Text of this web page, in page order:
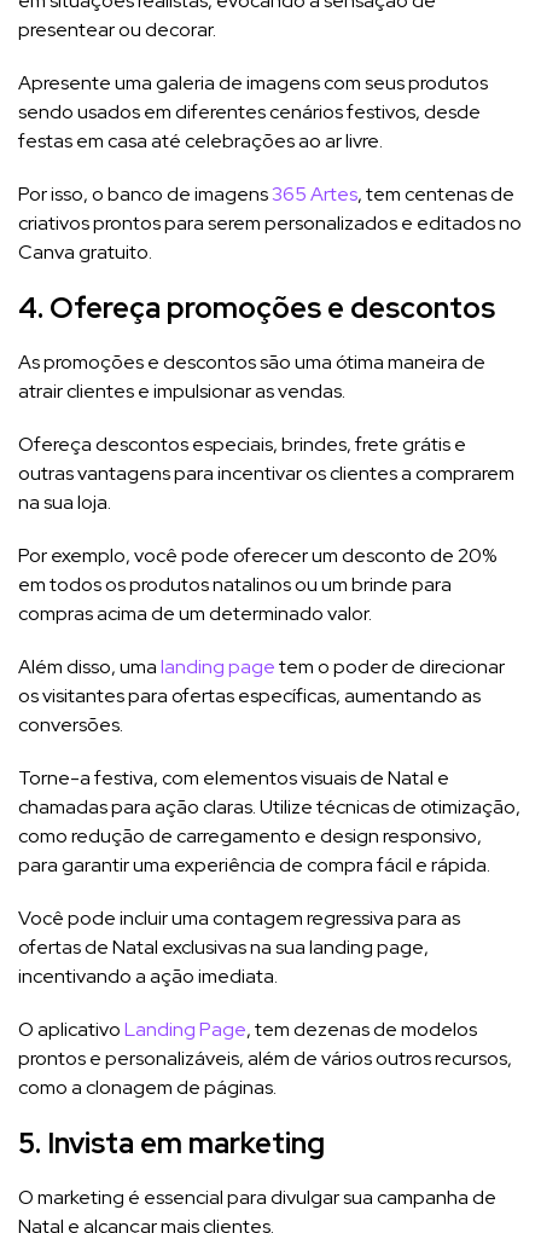
presentear ou decorar.
Apresente uma galeria de imagens com seus produtos
sendo usados em diferentes cenários festivos, desde
festas em casa até celebrações ao ar livre.
Por isso, o banco de imagens365 Artes, tem centenas de
criativos prontos para serem personalizados e editados no
Canva gratuito.
4. Ofereça promoções e descontos
As promoções e descontos são uma ótima maneira de
atrair clientes e impulsionar as vendas.
Ofereça descontos especiais, brindes, frete grátis e
outras vantagens para incentivar os clientes a comprarem
na sua loja.
Por exemplo, você pode oferecer um desconto de 20%
em todos os produtos natalinos ou um brinde para
compras acima de um determinado valor.
Além disso, umalanding pagetem o poder de direcionar
os visitantes para ofertas específicas, aumentando as
conversões.
Torne-a festiva, com elementos visuais de Natal e
chamadas para ação claras. Utilize técnicas de otimização,
como redução de carregamento e design responsivo,
para garantir uma experiência de compra fácil e rápida.
Você pode incluir uma contagem regressiva para as
ofertas de Natal exclusivas na sua landing page,
incentivando a ação imediata.
O aplicativoLanding Page, tem dezenas de modelos
prontos e personalizáveis, além de vários outros recursos,
como a clonagem de páginas.
5. Invista em marketing
O marketing é essencial para divulgar sua campanha de
Natal e alcançar mais clientes.